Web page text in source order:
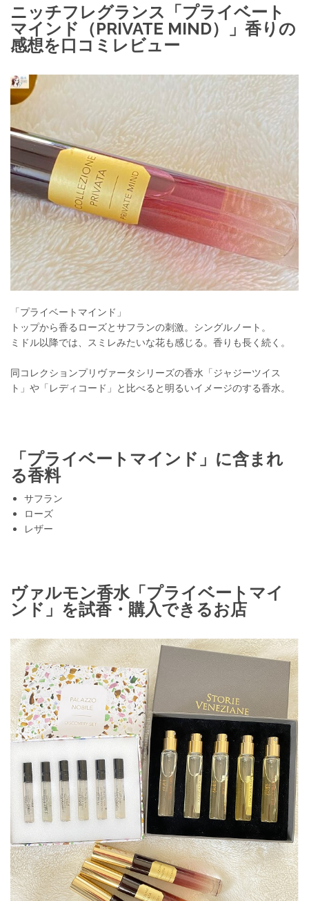
ニッチフレグランス「プライベート
マインド（PRIVATE MIND）」香りの
感想を口コミレビュー
「プライベートマインド」
トップから香るローズとサフランの刺激。シングルノート。
ミドル以降では、スミレみたいな花も感じる。香りも長く続く。
同コレクションプリヴァータシリーズの香水「ジャジーツイス
ト」や「レディコード」と比べると明るいイメージのする香水。
「プライベートマインド」に含まれ
る香料
サフラン
ローズ
レザー
ヴァルモン香水「プライベートマイ
ンド」を試香・購入できるお店